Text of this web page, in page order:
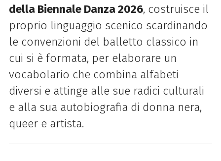
della Biennale Danza 2026, costruisce il
proprio linguaggio scenico scardinando
le convenzioni del balletto classico in
cui si è formata, per elaborare un
vocabolario che combina alfabeti
diversi e attinge alle sue radici culturali
e alla sua autobiografia di donna nera,
queer e artista.